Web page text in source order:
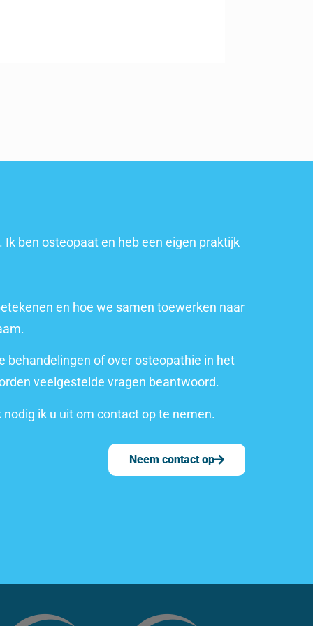
ben osteopaat en heb een eigen praktijk
en hoe we samen toewerken naar
behandelingen of over osteopathie in het
veelgestelde vragen beantwoord.
ik u uit om contact op te nemen.
Neem contact op